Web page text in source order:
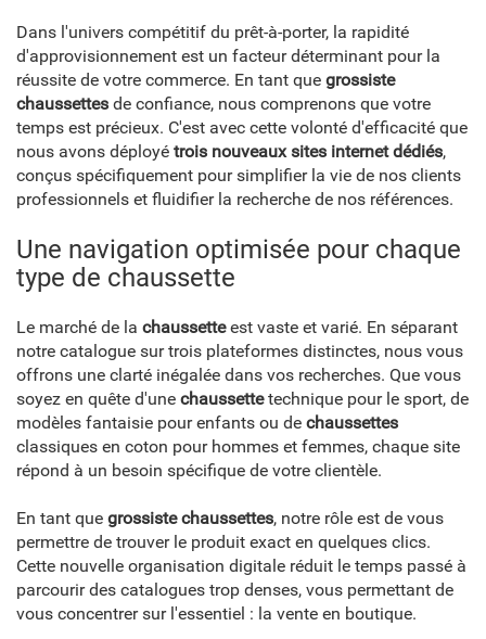
Dans l'univers compétitif du prêt-à-porter, la rapidité
d'approvisionnement est un facteur déterminant pour la
réussite de votre commerce. En tant que grossiste
chaussettes de confiance, nous comprenons que votre
temps est précieux. C'est avec cette volonté d'efficacité que
nous avons déployé trois nouveaux sites internet dédiés,
conçus spécifiquement pour simplifier la vie de nos clients
professionnels et fluidifier la recherche de nos références.
Une navigation optimisée pour chaque
type de chaussette
Le marché de la chaussetteest vaste et varié. En séparant
notre catalogue sur trois plateformes distinctes, nous vous
offrons une clarté inégalée dans vos recherches. Que vous
soyez en quête d'une chaussettetechnique pour le sport, de
modèles fantaisie pour enfants ou de chaussettes
classiques en coton pour hommes et femmes, chaque site
répond à un besoin spécifique de votre clientèle.
En tant que grossiste chaussettes, notre rôle est de vous
permettre de trouver le produit exact en quelques clics.
Cette nouvelle organisation digitale réduit le temps passé à
parcourir des catalogues trop denses, vous permettant de
vous concentrer sur l'essentiel : la vente en boutique.